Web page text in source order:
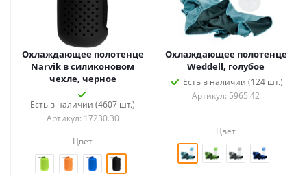
Охлаждающее полотенце
Narvik в силиконовом
чехле, черное
Есть в наличии (4607 шт.)
Артикул: 17230.30
Цвет
Охлаждающее полотенце
Weddell, голубое
Есть в наличии (124 шт.)
Артикул: 5965.42
Цвет